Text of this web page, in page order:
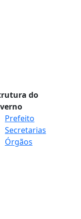
do
Prefeito
Secretarias
Órgãos